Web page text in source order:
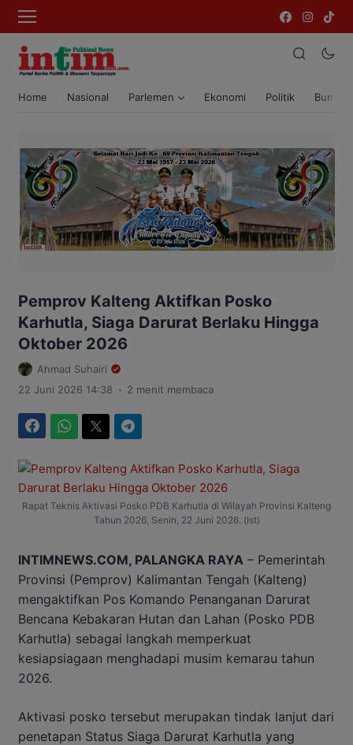
Home Nasional Parlemen Ekonomi Politik Bumi
Pemprov Kalteng Aktifkan Posko
Karhutla, Siaga Darurat Berlaku Hingga
Oktober 2026
Ahmad Suhairi
22 Juni 2026 14:38 . 2 menit membaca
Rapat Teknis Aktivasi Posko PDB Karhutla di Wilayah Provinsi Kalteng
Tahun 2026, Senin, 22 Juni 2026. (Ist)
INTIMNEWS.COM, PALANGKA RAYA – Pemerintah
Provinsi (Pemprov) Kalimantan Tengah (Kalteng)
mengaktifkan Pos Komando Penanganan Darurat
Bencana Kebakaran Hutan dan Lahan (Posko PDB
Karhutla) sebagai langkah memperkuat
kesiapsiagaan menghadapi musim kemarau tahun
2026.
Aktivasi posko tersebut merupakan tindak lanjut dari
penetapan Status Siaga Darurat Karhutla yang